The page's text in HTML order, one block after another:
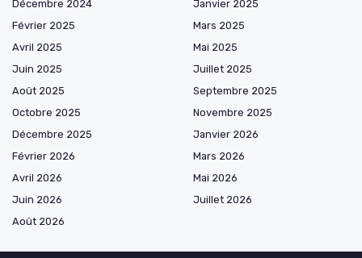
Décembre 2024
Janvier 2025
Février 2025
Mars 2025
Avril 2025
Mai 2025
Juin 2025
Juillet 2025
Août 2025
Septembre 2025
Octobre 2025
Novembre 2025
Décembre 2025
Janvier 2026
Février 2026
Mars 2026
Avril 2026
Mai 2026
Juin 2026
Juillet 2026
Août 2026